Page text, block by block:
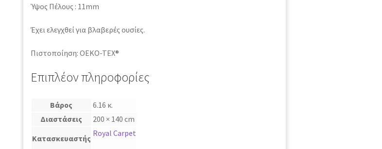
Ύψος Πέλους : 11mm
Έχει ελεγχθεί για βλαβερές ουσίες.
Πιστοποίηση: OEKO-TEX®
Επιπλέον πληροφορίες
Βάρος
6.16 κ.
Διαστάσεις
200 × 140 cm
Κατασκευαστής
Royal Carpet